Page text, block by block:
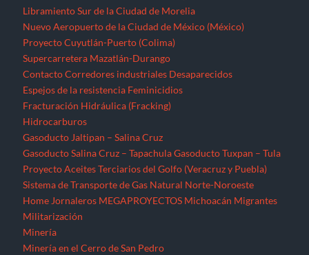
Sistema de Transporte de Gas Natural Norte-Noroeste
Home JornalerosMEGAPROYECTOSMichoacánMigrantes
Militarización
Minería
Minería en el Cerro de San Pedro
Minería en el Istmo de Tehuantepec
MorelosNayaritNOTICIASNoticias Nacionales
OaxacaPalabras del EZLN
Parques eólicos
Corredor Eólico del Istmo de Tehuantepec
Parque Eólico Dzilam de Bravo (Yucatán)
Parques Eólicos en Baja California Norte
Proyecto de Propósitos Múltiples Xalapa
Proyecto Integral Morelos (PIM)
Proyectos Hídricos
Acueducto El Realito (SLP)